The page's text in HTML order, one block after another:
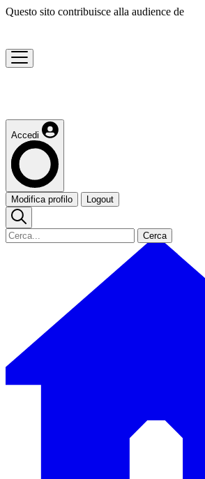
Questo sito contribuisce alla audience de
Accedi
Modifica profilo Logout
Cerca